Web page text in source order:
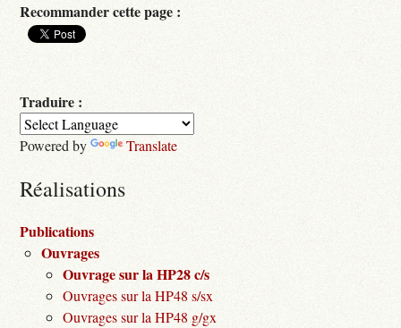
Recommander cette page :
Traduire :
Powered by Translate
Réalisations
Publications
Ouvrages
Ouvrage sur la HP28 c/s
Ouvrages sur la HP48 s/sx
Ouvrages sur la HP48 g/gx